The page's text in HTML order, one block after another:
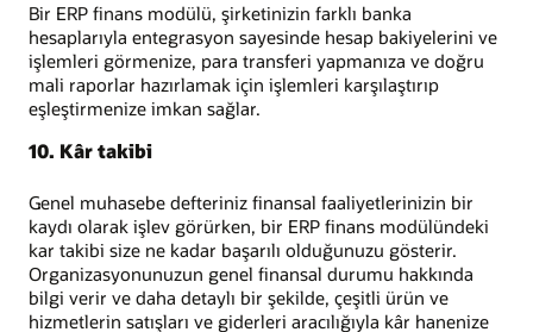
Bir ERP finans modülü, şirketinizin farklı banka
hesaplarıyla entegrasyon sayesinde hesap bakiyelerini ve
işlemleri görmenize, para transferi yapmanıza ve doğru
mali raporlar hazırlamak için işlemleri karşılaştırıp
eşleştirmenize imkan sağlar.
10. Kâr takibi
Genel muhasebe defteriniz finansal faaliyetlerinizin bir
kaydı olarak işlev görürken, bir ERP finans modülündeki
kar takibi size ne kadar başarılı olduğunuzu gösterir.
Organizasyonunuzun genel finansal durumu hakkında
bilgi verir ve daha detaylı bir şekilde, çeşitli ürün ve
hizmetlerin satışları ve giderleri aracılığıyla kâr hanenize